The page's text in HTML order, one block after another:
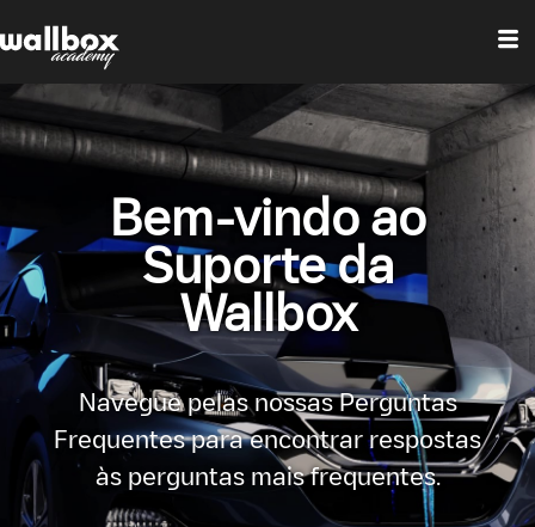
Bem-vindo ao
Suporte da
Wallbox
Navegue pelas nossas Perguntas
Frequentes para encontrar respostas
às perguntas mais frequentes.